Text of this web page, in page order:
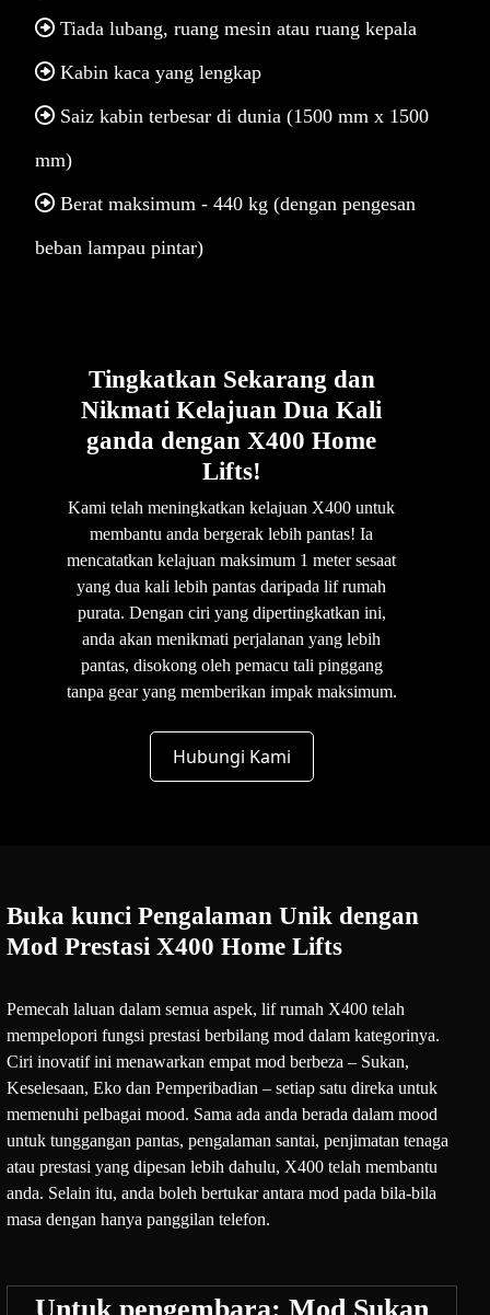
Tiada lubang, ruang mesin atau ruang kepala
Kabin kaca yang lengkap
Saiz kabin terbesar di dunia (1500 mm x 1500
mm)
Berat maksimum - 440 kg (dengan pengesan
beban lampau pintar)
Tingkatkan Sekarang dan
Nikmati Kelajuan Dua Kali
ganda dengan X400 Home
Lifts!
Kami telah meningkatkan kelajuan X400 untuk
membantu anda bergerak lebih pantas! Ia
mencatatkan kelajuan maksimum 1 meter sesaat
yang dua kali lebih pantas daripada lif rumah
purata. Dengan ciri yang dipertingkatkan ini,
anda akan menikmati perjalanan yang lebih
pantas, disokong oleh pemacu tali pinggang
tanpa gear yang memberikan impak maksimum.
Hubungi Kami
Buka kunci Pengalaman Unik dengan
Mod Prestasi X400 Home Lifts
Pemecah laluan dalam semua aspek, lif rumah X400 telah
mempelopori fungsi prestasi berbilang mod dalam kategorinya.
Ciri inovatif ini menawarkan empat mod berbeza – Sukan,
Keselesaan, Eko dan Pemperibadian – setiap satu direka untuk
memenuhi pelbagai mood. Sama ada anda berada dalam mood
untuk tunggangan pantas, pengalaman santai, penjimatan tenaga
atau prestasi yang dipesan lebih dahulu, X400 telah membantu
anda. Selain itu, anda boleh bertukar antara mod pada bila-bila
masa dengan hanya panggilan telefon.